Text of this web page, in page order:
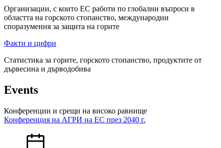
Организации, с които ЕС работи по глобални въпроси в
областта на горското стопанство, международни
споразумения за защита на горите
Факти и цифри
Статистика за горите, горското стопанство, продуктите от
дървесина и дърводобива
Events
Конференции и срещи на високо равнище
Конференция на АГРИ на ЕС през 2040 г.